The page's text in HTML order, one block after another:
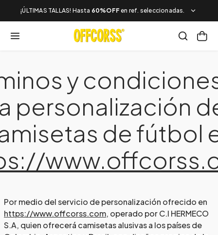
¡ÚLTIMAS TALLAS! Hasta 60%OFF en ref. seleccionadas.
y
personalización
de fútbol
Por medio del servicio de personalización ofrecido en
https://www.offcorss.com, operado por C.I HERMECO
S.A, quien ofrecerá camisetas alusivas a los países de